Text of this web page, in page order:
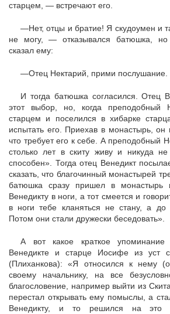
старцем, — встречают его.
—Нет, отцы и братие! Я скудоумен и
не могу, — отказывался батюшка, но
сказал ему:
—Отец Нектарий, прими послушание.
И тогда батюшка согласился. Отец
этот выбор, но, когда преподобный
старцем и поселился в хибарке
испытать его. Приехав в монастырь, он
что требует его к себе. А преподобный
столько лет в скиту живу и никуда
способен». Тогда отец Венедикт
сказать, что благочинный монастырей
батюшка сразу пришел в монастырь
Венедикту в ноги, а тот смеется и
в ноги тебе кланяться не стану, а до
Потом они стали дружески беседовать».
А вот какое краткое
Венедикте и старце Иосифе из уст
(Плиханкова): «Я относился к нему
своему начальнику, на все
благословение, например выйти из
перестал открывать ему помыслы, а
Венедикту, и то решился на